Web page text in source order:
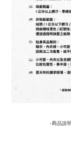
-商品說